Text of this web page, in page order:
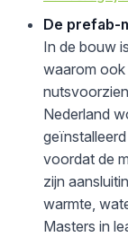
De prefab-
In de bouw
waarom ook
Nederland
voordat de
zijn
warmte,
Masters in